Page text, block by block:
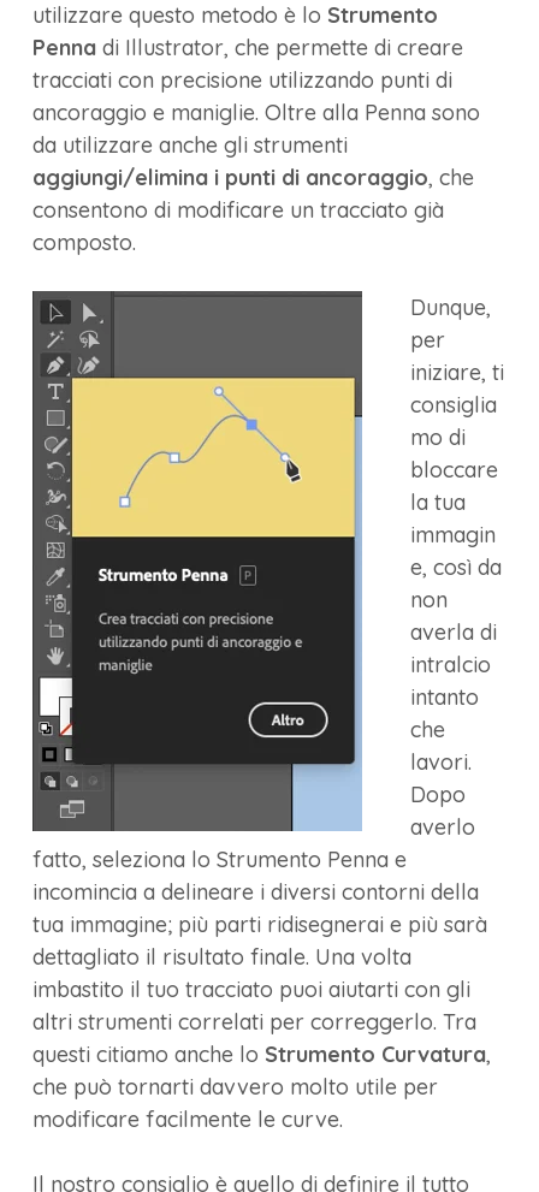
utilizzare questo metodo è lo Strumento
Penna di Illustrator, che permette di creare
tracciati con precisione utilizzando punti di
ancoraggio e maniglie. Oltre alla Penna sono
da utilizzare anche gli strumenti
aggiungi/elimina i punti di ancoraggio, che
consentono di modificare un tracciato già
composto.
Dunque,
per
iniziare, ti
consiglia
mo di
bloccare
la tua
immagin
e, così da
non
averla di
intralcio
intanto
che
lavori.
Dopo
averlo
fatto, seleziona lo Strumento Penna e
incomincia a delineare i diversi contorni della
tua immagine; più parti ridisegnerai e più sarà
dettagliato il risultato finale. Una volta
imbastito il tuo tracciato puoi aiutarti con gli
altri strumenti correlati per correggerlo. Tra
questi citiamo anche lo Strumento Curvatura,
che può tornarti davvero molto utile per
modificare facilmente le curve.
Il nostro consiglio è quello di definire il tutto